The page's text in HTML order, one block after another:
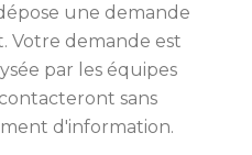
une demande
Votre demande est
par les équipes
sans
d'information.